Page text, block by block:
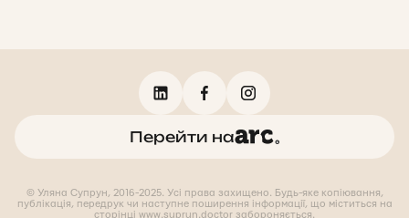
Перейти на
© Уляна Супрун, 2016-2025. Усі права захищено. Будь-яке копіювання,
публікація, передрук чи наступне поширення інформації, що міститься на
сторінці www.suprun.doctor забороняється.